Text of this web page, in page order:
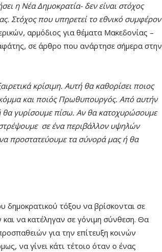
η Νέα Δημοκρατία- δεν είναι στόχος
Στόχος που υπηρετεί το εθνικό συμφέρον
αρμόδιος για θέματα Μακεδονίας –
σε άρθρο που ανάρτησε σήμερα στην
κρίσιμη. Αυτή θα καθορίσει ποιος
και ποιός Πρωθυπουργός. Από αυτήν
γυρίσουμε πίσω. Αν θα κατοχυρώσουμε
σε ένα περιβάλλον υψηλών
προστατεύουμε τα σύνορά μας ή θα
δημοκρατικού τόξου να βρίσκονται σε
να κατέληγαν σε γόνιμη σύνθεση. Θα
για την επίτευξη κοινών
να γίνει κάτι τέτοιο όταν ο ένας